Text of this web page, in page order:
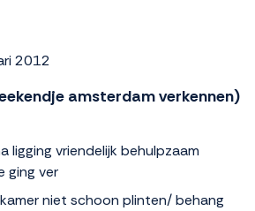
2012
amsterdam verkennen)
ligging vriendelijk behulpzaam
ging ver
niet schoon plinten/ behang